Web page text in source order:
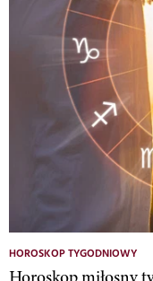
HOROSKOP TYGODNIOWY